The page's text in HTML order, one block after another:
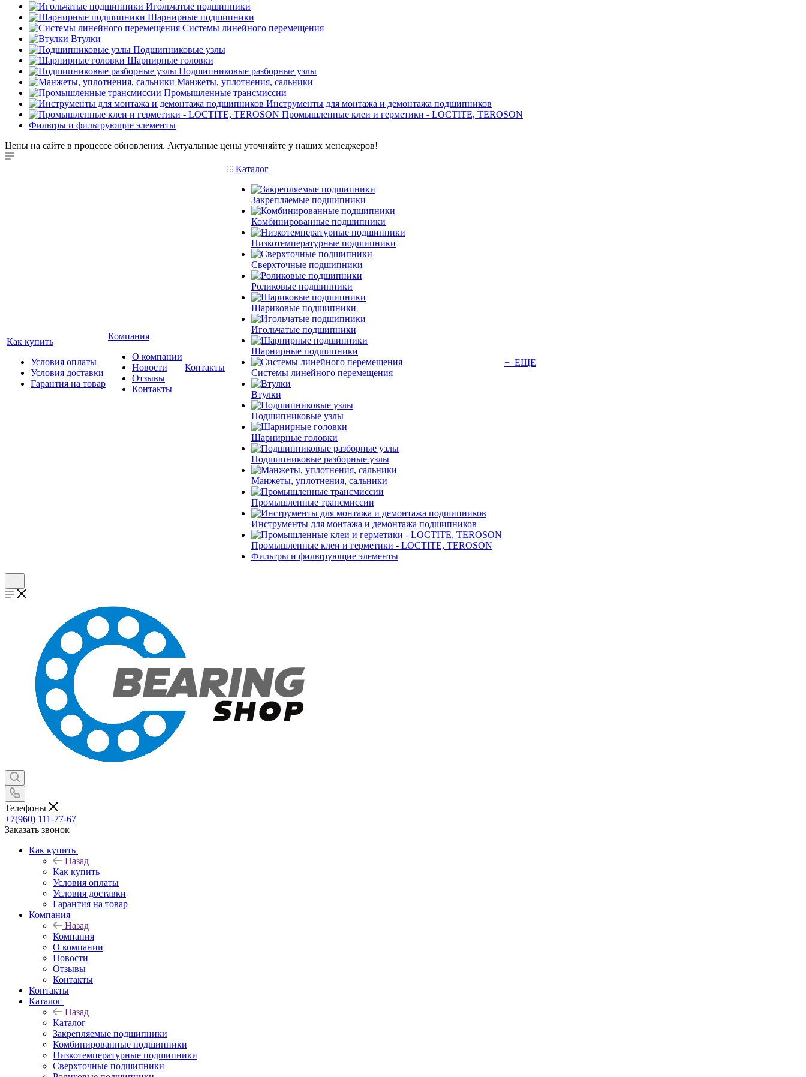
Игольчатые подшипники
Шарнирные подшипники
Системы линейного перемещения
Втулки
Подшипниковые узлы
Шарнирные головки
Подшипниковые разборные узлы
Манжеты, уплотнения, сальники
Промышленные трансмиссии
Инструменты для монтажа и демонтажа подшипников
Промышленные клеи и герметики - LOCTITE, TEROSON
Фильтры и фильтрующие элементы
Цены на сайте в процессе обновления. Актуальные цены уточняйте у наших менеджеров!
Как купить
Условия оплаты
Условия доставки
Гарантия на товар
Компания
О компании
Новости
Отзывы
Контакты
Контакты
Каталог
Закрепляемые подшипники
Комбинированные подшипники
Низкотемпературные подшипники
Сверхточные подшипники
Роликовые подшипники
Шариковые подшипники
Игольчатые подшипники
Шарнирные подшипники
Системы линейного перемещения
Втулки
Подшипниковые узлы
Шарнирные головки
Подшипниковые разборные узлы
Манжеты, уплотнения, сальники
Промышленные трансмиссии
Инструменты для монтажа и демонтажа подшипников
Промышленные клеи и герметики - LOCTITE, TEROSON
Фильтры и фильтрующие элементы
+ ЕЩЕ
Телефоны
+7(960) 111-77-67
Заказать звонок
Как купить
Назад
Как купить
Условия оплаты
Условия доставки
Гарантия на товар
Компания
Назад
Компания
О компании
Новости
Отзывы
Контакты
Контакты
Каталог
Назад
Каталог
Закрепляемые подшипники
Комбинированные подшипники
Низкотемпературные подшипники
Сверхточные подшипники